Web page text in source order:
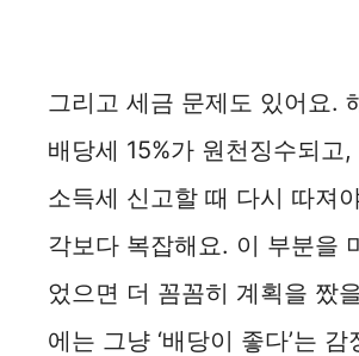
그리고 세금 문제도 있어요.
배당세 15%가 원천징수되고
소득세 신고할 때 다시 따져
각보다 복잡해요. 이 부분을
었으면 더 꼼꼼히 계획을 짰
에는 그냥 ‘배당이 좋다’는